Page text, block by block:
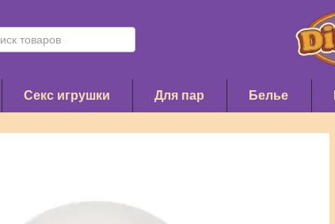
Секс игрушки Для пар Белье